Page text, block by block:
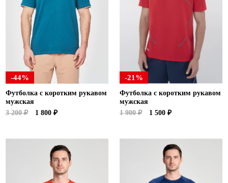
-44%
Футболка с коротким рукавом
мужская
3 200 ₽
1 800 ₽
-21%
Футболка с коротким рукавом
мужская
1 900 ₽
1 500 ₽